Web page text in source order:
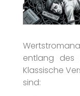
entlang des
Klassische
sind: